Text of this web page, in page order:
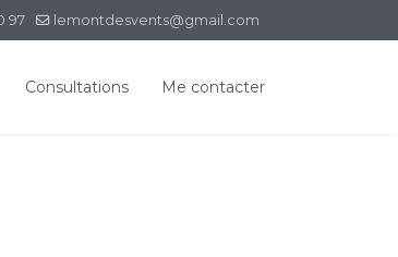
97 lemontdesvents@gmail.com
Consultations Me contacter